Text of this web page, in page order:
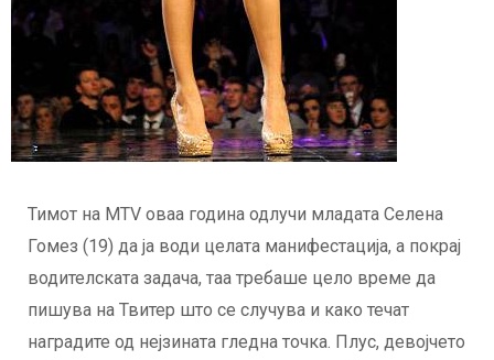
Тимот на MTV оваа година одлучи младата Селена
Гомез (19) да ја води целата манифестација, а покрај
водителската задача, таа требаше цело време да
пишува на Твитер што се случува и како течат
наградите од нејзината гледна точка. Плус, девојчето